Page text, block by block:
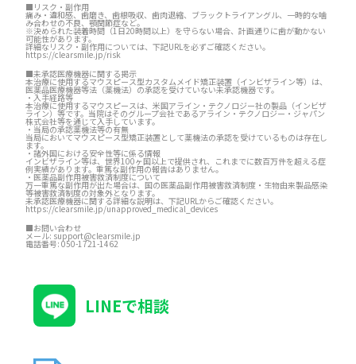
■リスク・副作用
痛み・違和感、歯磨き、歯根吸収、歯肉退縮、ブラックトライアングル、一時的な噛
み合わせの不良、顎関節症など。
※決められた装着時間（1日20時間以上）を守らない場合、計画通りに歯が動かない
可能性があります。
詳細なリスク・副作用については、下記URLを必ずご確認ください。
https://clearsmile.jp/risk
■未承認医療機器に関する掲示
本治療に使用するマウスピース型カスタムメイド矯正装置（インビザライン等）は、
医薬品医療機器等法（薬機法）の承認を受けていない未承認機器です。
・入手経路等
本治療に使用するマウスピースは、米国アライン・テクノロジー社の製品（インビザ
ライン）等です。当院はそのグループ会社であるアライン・テクノロジー・ジャパン
株式会社等を通じて入手しています。
・当局の承認薬機法等の有無
当局においてマウスピース型矯正装置として薬機法の承認を受けているものは存在し
ます。
・諸外国における安全性等に係る情報
インビザライン等は、世界100ヶ国以上で提供され、これまでに数百万件を超える症
例実績があります。重篤な副作用の報告はありません。
・医薬品副作用被害救済制度について
万一重篤な副作用が出た場合は、国の医薬品副作用被害救済制度・生物由来製品感染
等被害救済制度の対象外となります。
未承認医療機器に関する詳細な説明は、下記URLからご確認ください。
https://clearsmile.jp/unapproved_medical_devices
■お問い合わせ
メール: support@clearsmile.jp
電話番号: 050-1721-1462
LINEで相談